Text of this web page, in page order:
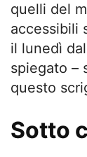
quelli del
accessibili
il lunedì
spiegato –
questo
Sotto